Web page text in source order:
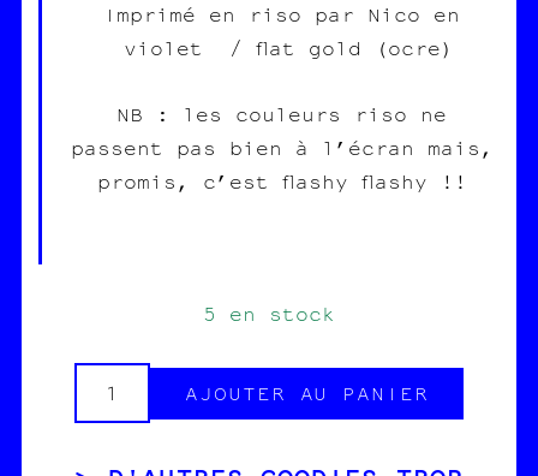
Imprimé en riso par Nico en
violet / flat gold (ocre)
NB : les couleurs riso ne
passent pas bien à l’écran mais,
promis, c’est flashy flashy !!
5 en stock
quantité
AJOUTER AU PANIER